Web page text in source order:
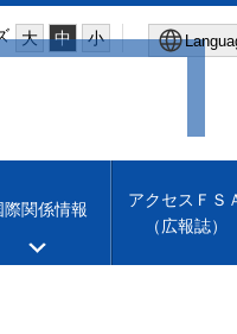
大 中 小
translation
際関係情報
アクセスＦＳ
（広報誌）